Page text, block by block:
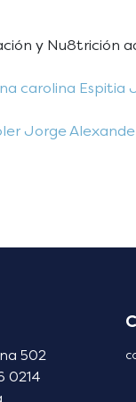
y Nu8trición
carolina Espitia
Jorge
502
0214